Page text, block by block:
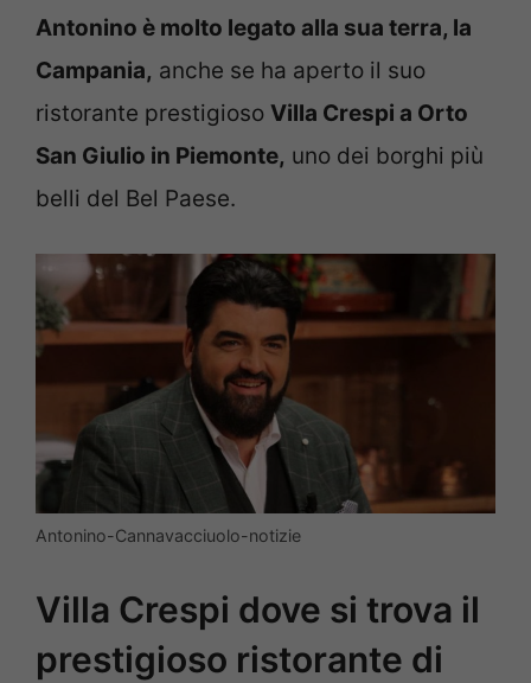
Antonino è molto legato alla sua terra, la
Campania, anche se ha aperto il suo
ristorante prestigioso Villa Crespi a Orto
San Giulio in Piemonte, uno dei borghi più
belli del Bel Paese.
Antonino-Cannavacciuolo-notizie
Villa Crespi dove si trova il
prestigioso ristorante di